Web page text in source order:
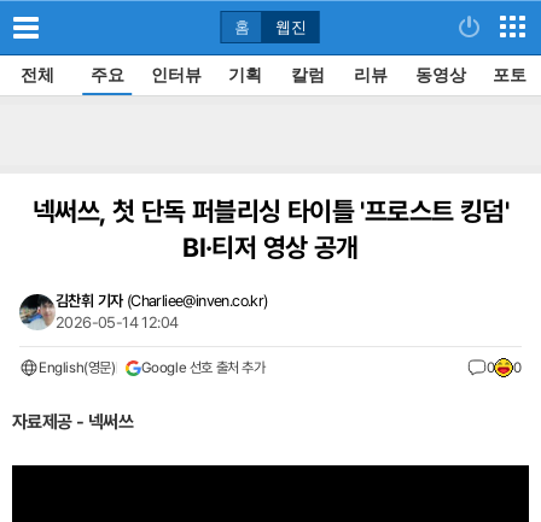
홈 웹진
전체 주요 인터뷰 기획 칼럼 리뷰 동영상 포토
넥써쓰, 첫 단독 퍼블리싱 타이틀 '프로스트 킹덤'
BI·티저 영상 공개
김찬휘 기자 (Charliee@inven.co.kr)
2026-05-14 12:04
English(영문) Google 선호 출처 추가 0 0
자료제공 - 넥써쓰